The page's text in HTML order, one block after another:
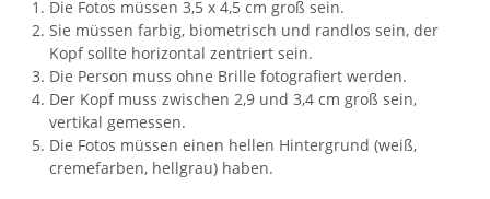
Die Fotos müssen 3,5 x 4,5 cm groß sein.
Sie müssen farbig, biometrisch und randlos sein, der
Kopf sollte horizontal zentriert sein.
Die Person muss ohne Brille fotografiert werden.
Der Kopf muss zwischen 2,9 und 3,4 cm groß sein,
vertikal gemessen.
Die Fotos müssen einen hellen Hintergrund (weiß,
cremefarben, hellgrau) haben.